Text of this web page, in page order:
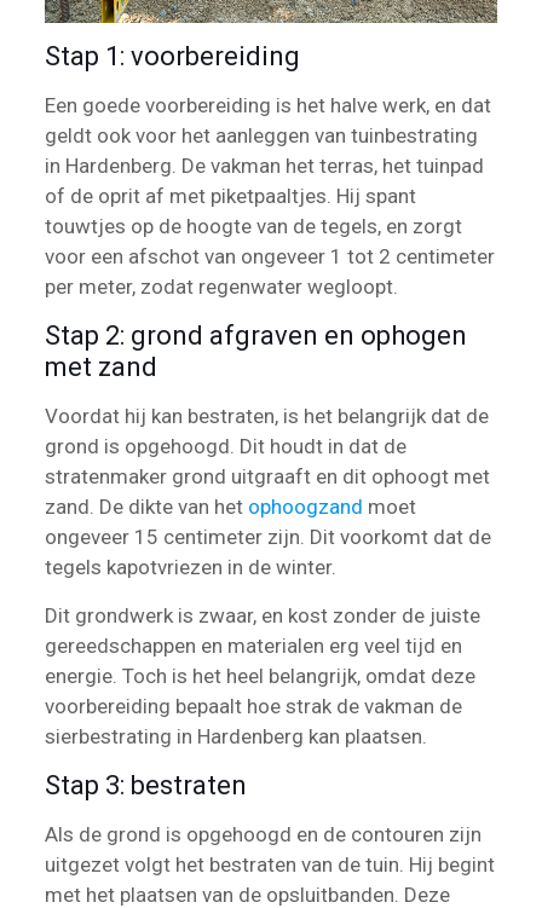
Stap 1: voorbereiding
Een goede voorbereiding is het halve werk, en dat
geldt ook voor het aanleggen van tuinbestrating
in Hardenberg. De vakman het terras, het tuinpad
of de oprit af met piketpaaltjes. Hij spant
touwtjes op de hoogte van de tegels, en zorgt
voor een afschot van ongeveer 1 tot 2 centimeter
per meter, zodat regenwater wegloopt.
Stap 2: grond afgraven en ophogen
met zand
Voordat hij kan bestraten, is het belangrijk dat de
grond is opgehoogd. Dit houdt in dat de
stratenmaker grond uitgraaft en dit ophoogt met
zand. De dikte van het ophoogzand moet
ongeveer 15 centimeter zijn. Dit voorkomt dat de
tegels kapotvriezen in de winter.
Dit grondwerk is zwaar, en kost zonder de juiste
gereedschappen en materialen erg veel tijd en
energie. Toch is het heel belangrijk, omdat deze
voorbereiding bepaalt hoe strak de vakman de
sierbestrating in Hardenberg kan plaatsen.
Stap 3: bestraten
Als de grond is opgehoogd en de contouren zijn
uitgezet volgt het bestraten van de tuin. Hij begint
met het plaatsen van de opsluitbanden. Deze